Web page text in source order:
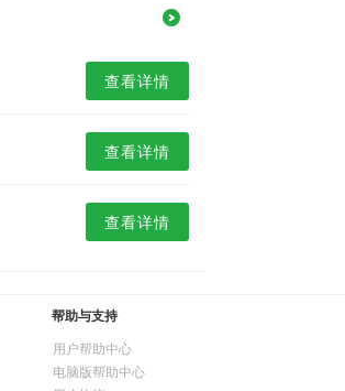
查看详情
查看详情
查看详情
帮助与支持
用户帮助中心
电脑版帮助中心